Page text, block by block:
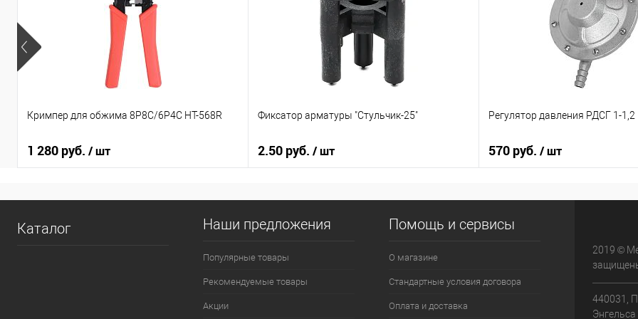
Кримпер для обжима 8Р8С/6Р4С HT-568R
1 280 руб. / шт
Фиксатор арматуры "Стульчик-25"
2.50 руб. / шт
Регулятор давления РДСГ 1-1,2
570 руб. / шт
Каталог Наши предложения
Популярные товары
Рекомендуемые товары
Акции
Помощь и сервисы
О магазине
Стандартные условия договора
Оплата и доставка
2019 ©
440031,